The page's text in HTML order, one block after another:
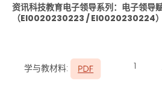
资讯科技教育电子领导系列：电子领导
（EI0020230223 / EI0020230224）
学与教材料: 1